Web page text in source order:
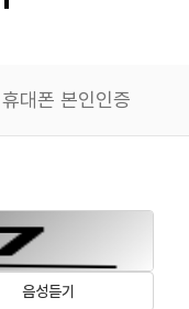
휴대폰 본인인증
음성듣기